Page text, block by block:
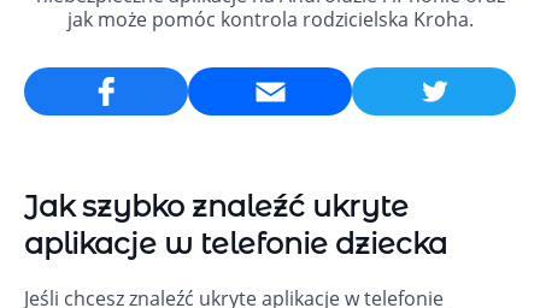
jak może pomóc kontrola rodzicielska Kroha.
Email
Jak szybko znaleźć ukryte
aplikacje w telefonie dziecka
Jeśli chcesz znaleźć ukryte aplikacje w telefonie